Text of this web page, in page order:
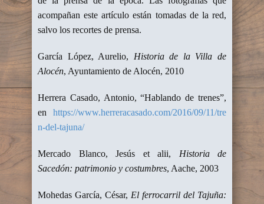
acompañan este artículo están tomadas de la red,
salvo los recortes de prensa.
García López, Aurelio, Historia de la Villa de
Alocén, Ayuntamiento de Alocén, 2010
Herrera Casado, Antonio, “Hablando de trenes”,
en https://www.herreracasado.com/2016/09/11/tre
n-del-tajuna/
Mercado Blanco, Jesús et alii, Historia de
Sacedón: patrimonio y costumbres, Aache, 2003
Mohedas García, César, El ferrocarril del Tajuña: